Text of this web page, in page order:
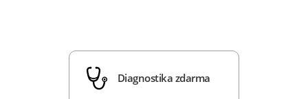
Diagnostika zdarma